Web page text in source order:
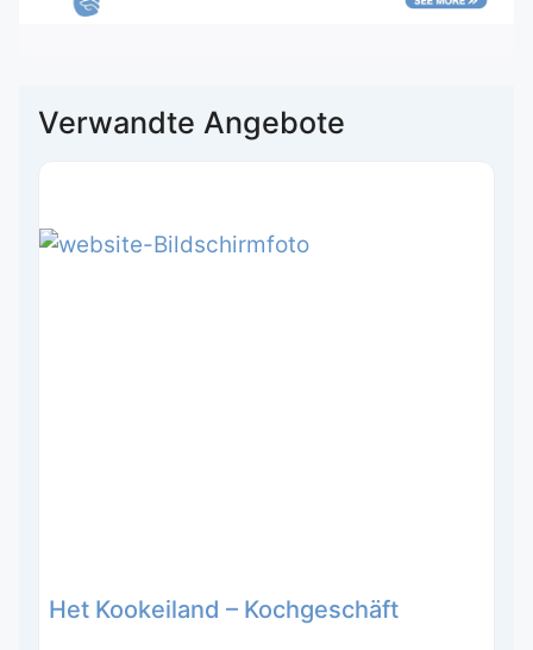
Verwandte Angebote
Het Kookeiland – Kochgeschäft